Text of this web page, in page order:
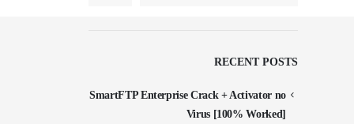
RECENT POSTS
SmartFTP Enterprise Crack + Activator no
Virus [100% Worked]